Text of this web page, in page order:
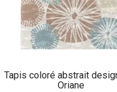
Tapis coloré abstrait
Oriane